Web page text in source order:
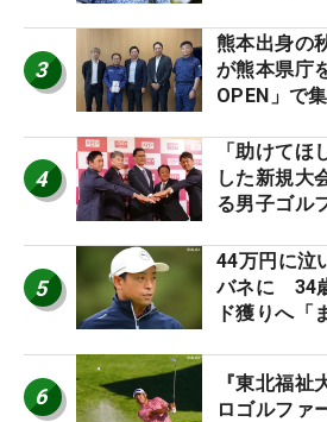
3
熊本出身の
が熊本県庁
OPEN」で
4
「助けてほ
した新規大
る男子ゴル
5
44万円に泣
バネに 34
ド獲りへ「
6
『東北福祉
ロゴルファ